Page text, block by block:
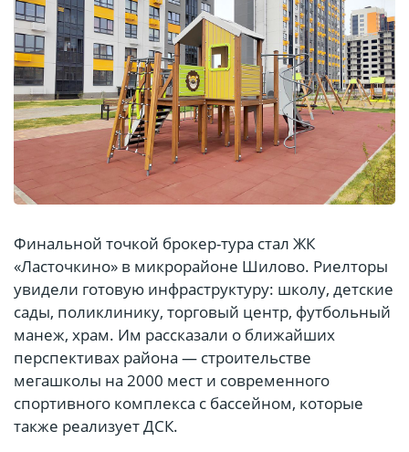
Финальной точкой брокер-тура стал ЖК
«Ласточкино» в микрорайоне Шилово. Риелторы
увидели готовую инфраструктуру: школу, детские
сады, поликлинику, торговый центр, футбольный
манеж, храм. Им рассказали о ближайших
перспективах района — строительстве
мегашколы на 2000 мест и современного
спортивного комплекса с бассейном, которые
также реализует ДСК.